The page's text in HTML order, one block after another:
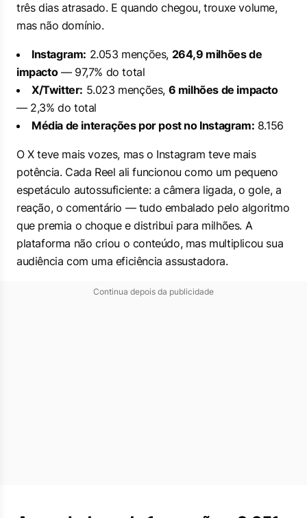
três dias atrasado. E quando chegou, trouxe volume,
mas não domínio.
Instagram: 2.053 menções, 264,9 milhões de
impacto— 97,7% do total
X/Twitter: 5.023 menções, 6 milhões de impacto
— 2,3% do total
Média de interações por post no Instagram: 8.156
O X teve mais vozes, mas o Instagram teve mais
potência. Cada Reel ali funcionou como um pequeno
espetáculo autossuficiente: a câmera ligada, o gole, a
reação, o comentário — tudo embalado pelo algoritmo
que premia o choque e distribui para milhões. A
plataforma não criou o conteúdo, mas multiplicou sua
audiência com uma eficiência assustadora.
Continua depois da publicidade